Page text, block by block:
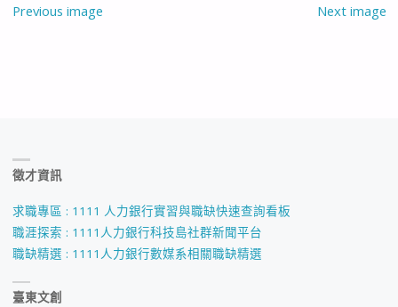
Previous image Next image
徵才資訊
求職專區 : 1111 人力銀行實習與職缺快速查詢看板
職涯探索 : 1111人力銀行科技島社群新聞平台
職缺精選 : 1111人力銀行數媒系相關職缺精選
臺東文創